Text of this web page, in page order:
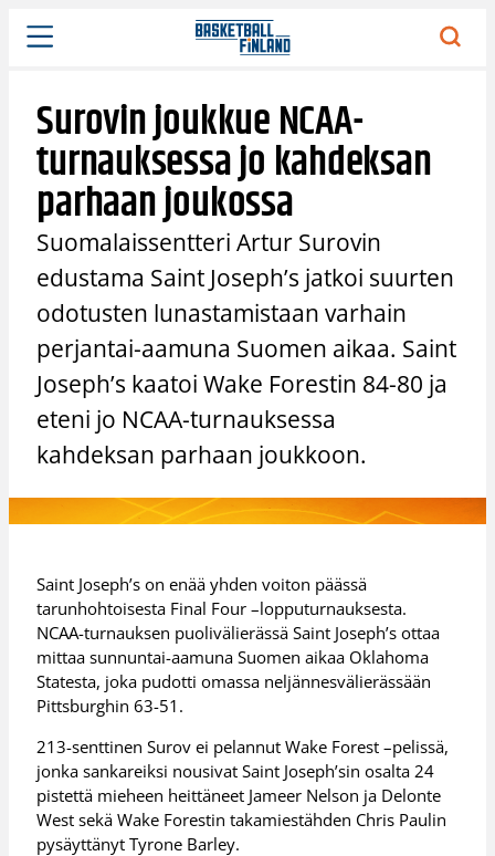
Siirry
sisältöön
Surovin joukkue NCAA-
turnauksessa jo kahdeksan
parhaan joukossa
Suomalaissentteri Artur Surovin
edustama Saint Joseph’s jatkoi suurten
odotusten lunastamistaan varhain
perjantai-aamuna Suomen aikaa. Saint
Joseph’s kaatoi Wake Forestin 84-80 ja
eteni jo NCAA-turnauksessa
kahdeksan parhaan joukkoon.
Saint Joseph’s on enää yhden voiton päässä
tarunhohtoisesta Final Four –lopputurnauksesta.
NCAA-turnauksen puolivälierässä Saint Joseph’s ottaa
mittaa sunnuntai-aamuna Suomen aikaa Oklahoma
Statesta, joka pudotti omassa neljännesvälierässään
Pittsburghin 63-51.
213-senttinen Surov ei pelannut Wake Forest –pelissä,
jonka sankareiksi nousivat Saint Joseph’sin osalta 24
pistettä mieheen heittäneet Jameer Nelson ja Delonte
West sekä Wake Forestin takamiestähden Chris Paulin
pysäyttänyt Tyrone Barley.